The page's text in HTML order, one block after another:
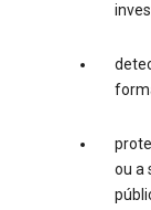
ou a